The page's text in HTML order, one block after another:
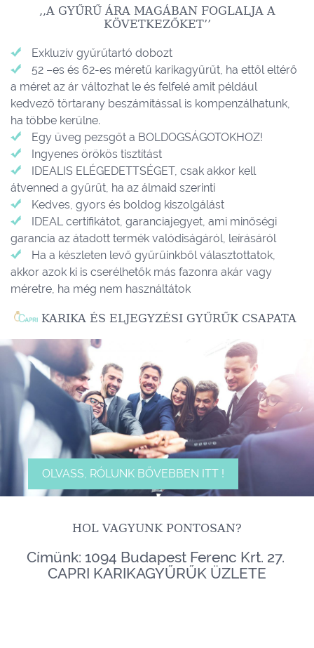
,,A GYŰRŰ ÁRA MAGÁBAN FOGLALJA A
KÖVETKEZŐKET’’
Exkluzív gyűrűtartó dobozt
52 –es és 62-es méretű karikagyűrűt, ha ettől eltérő
a méret az ár változhat le és felfelé amit például
kedvező törtarany beszámítással is kompenzálhatunk,
ha többe kerülne.
Egy üveg pezsgőt a BOLDOGSÁGOTOKHOZ!
Ingyenes örökös tisztítást
IDEALIS ELÉGEDETTSÉGET, csak akkor kell
átvenned a gyűrűt, ha az álmaid szerinti
Kedves, gyors és boldog kiszolgálást
IDEAL certifikátot, garanciajegyet, ami minőségi
garancia az átadott termék valódiságáról, leírásáról
Ha a készleten levő gyűrűinkből választottatok,
akkor azok ki is cserélhetők más fazonra akár vagy
méretre, ha még nem használtátok
KARIKA ÉS ELJEGYZÉSI GYŰRŰK CSAPATA
OLVASS, RÓLUNK BŐVEBBEN ITT !
HOL VAGYUNK PONTOSAN?
Címünk: 1094 Budapest Ferenc Krt. 27.
CAPRI KARIKAGYŰRŰK ÜZLETE